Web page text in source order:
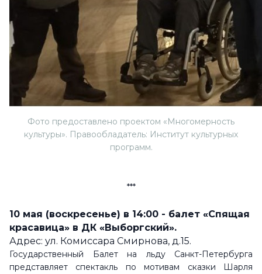
Фото предоставлено проектом «Многомерность
культуры». Правообладатель: Институт культурных
программ.
***
10 мая (воскресенье) в 14:00 - балет «Спящая
красавица» в ДК «Выборгский».
Адрес: ул. Комиссара Смирнова, д.15.
Государственный Балет на льду Санкт-Петербурга
представляет спектакль по мотивам сказки Шарля